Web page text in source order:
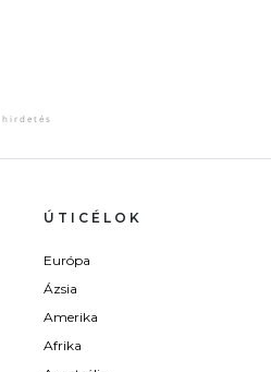
ÚTICÉLOK
Európa
Ázsia
Amerika
Afrika